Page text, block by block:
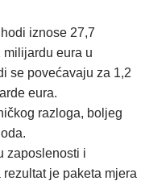
iznose 27,7
eura u
se povećavaju za 1,2
eura.
razloga, boljeg
zaposlenosti i
je paketa mjera